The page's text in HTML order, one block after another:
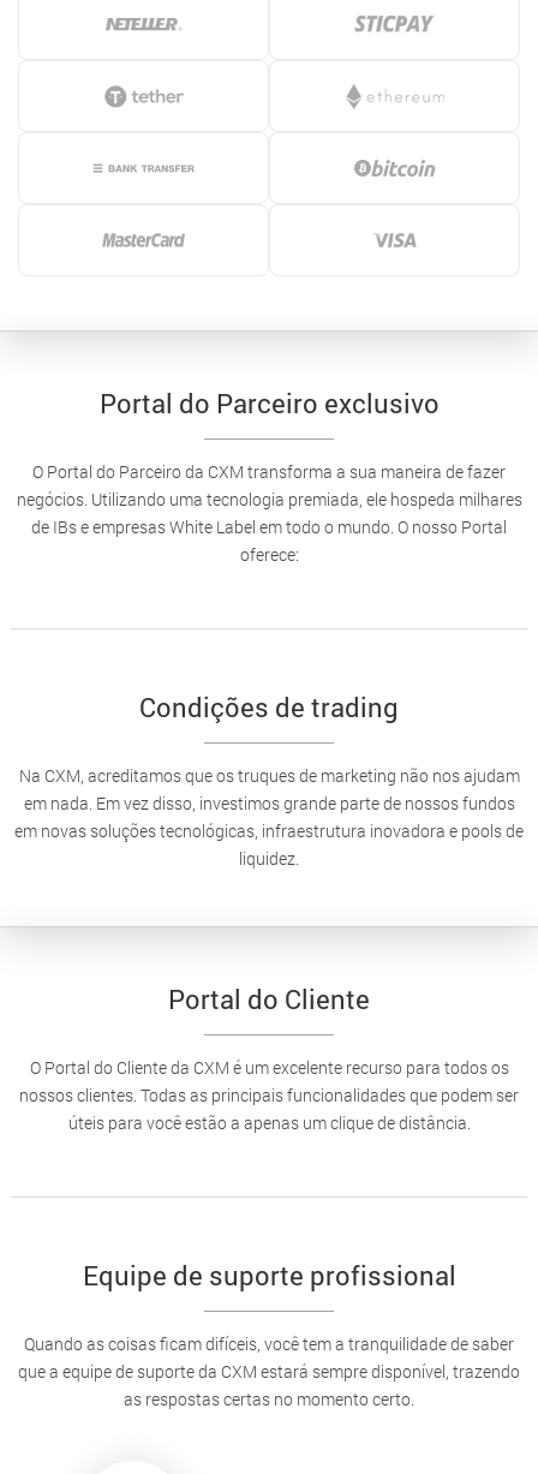
Portal do Parceiro exclusivo
O Portal do Parceiro da CXM transforma a sua maneira de fazer
negócios. Utilizando uma tecnologia premiada, ele hospeda milhares
de IBs e empresas White Label em todo o mundo. O nosso Portal
oferece:
Condições de trading
Na CXM, acreditamos que os truques de marketing não nos ajudam
em nada. Em vez disso, investimos grande parte de nossos fundos
em novas soluções tecnológicas, infraestrutura inovadora e pools de
liquidez.
Portal do Cliente
O Portal do Cliente da CXM é um excelente recurso para todos os
nossos clientes. Todas as principais funcionalidades que podem ser
úteis para você estão a apenas um clique de distância.
Equipe de suporte profissional
Quando as coisas ficam difíceis, você tem a tranquilidade de saber
que a equipe de suporte da CXM estará sempre disponível, trazendo
as respostas certas no momento certo.